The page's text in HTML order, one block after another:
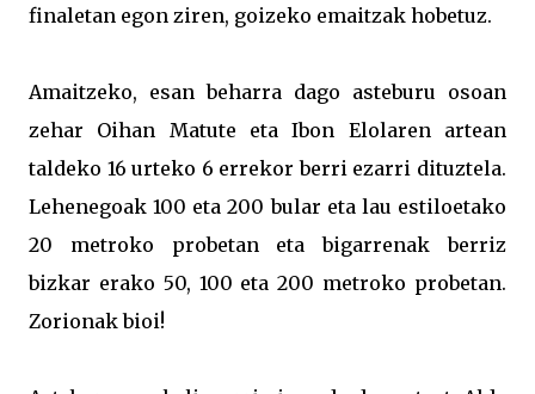
finaletan egon ziren, goizeko emaitzak hobetuz.
Amaitzeko, esan beharra dago asteburu osoan
zehar Oihan Matute eta Ibon Elolaren artean
taldeko 16 urteko 6 errekor berri ezarri dituztela.
Lehenegoak 100 eta 200 bular eta lau estiloetako
20 metroko probetan eta bigarrenak berriz
bizkar erako 50, 100 eta 200 metroko probetan.
Zorionak bioi!